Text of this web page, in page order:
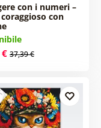
con i numeri –
con
37,39 €